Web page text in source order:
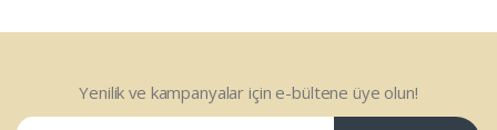
Yenilik ve kampanyalar için e-bültene üye olun!